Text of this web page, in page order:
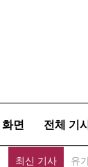
면 전체 기
최신 기사 유